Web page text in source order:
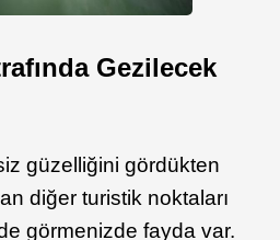
Gezilecek
güzelliğini gördükten
diğer turistik noktaları
görmenizde fayda var.